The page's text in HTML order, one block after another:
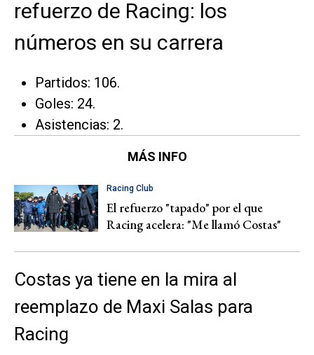
refuerzo de Racing: los
números en su carrera
Partidos: 106.
Goles: 24.
Asistencias: 2.
MÁS INFO
Racing Club
El refuerzo "tapado" por el que
Racing acelera: "Me llamó Costas"
Costas ya tiene en la mira al
reemplazo de Maxi Salas para
Racing